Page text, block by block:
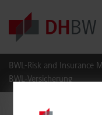
Skip to main content
BWL-Risk and Insurance
BWL-Versicherung
Suche